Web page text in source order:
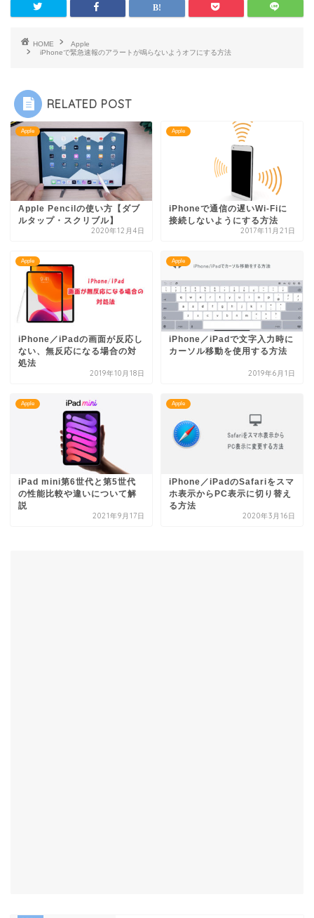
HOME
Apple
iPhoneで緊急速報のアラートが鳴らないようオフにする方法
RELATED POST
Apple
Apple Pencilの使い方【ダブ
ルタップ・スクリブル】
2020年12月4日
Apple
iPhoneで通信の遅いWi-Fiに
接続しないようにする方法
2017年11月21日
Apple
iPhone／iPadの画面が反応し
ない、無反応になる場合の対
処法
2019年10月18日
Apple
iPhone／iPadで文字入力時に
カーソル移動を使用する方法
2019年6月1日
Apple
iPad mini第6世代と第5世代
の性能比較や違いについて解
説
2021年9月17日
Apple
iPhone／iPadのSafariをスマ
ホ表示からPC表示に切り替え
る方法
2020年3月16日